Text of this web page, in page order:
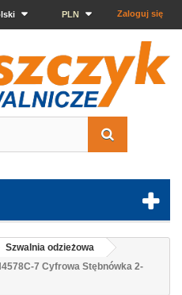
Zaloguj się
PLN
Szwalnia odzieżowa
7 Cyfrowa Stębnówka 2-